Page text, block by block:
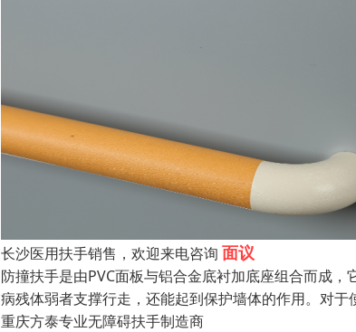
长沙医用扶手销售，欢迎来电咨询 面议
防撞扶手是由PVC面板与铝合金底衬加底座组合而成
病残体弱者支撑行走，还能起到保护墙体的作用。对
重庆方泰专业无障碍扶手制造商